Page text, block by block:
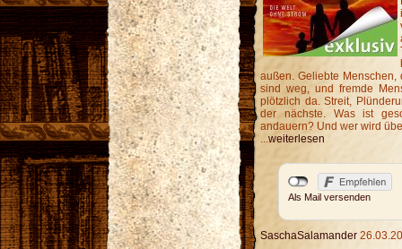
außen. Geliebte
sind weg, und fremde
plötzlich da. Streit,
der nächste. Was ist
andauern? Und wer wird
...weiterlesen
Als Mail versenden
SaschaSalamander